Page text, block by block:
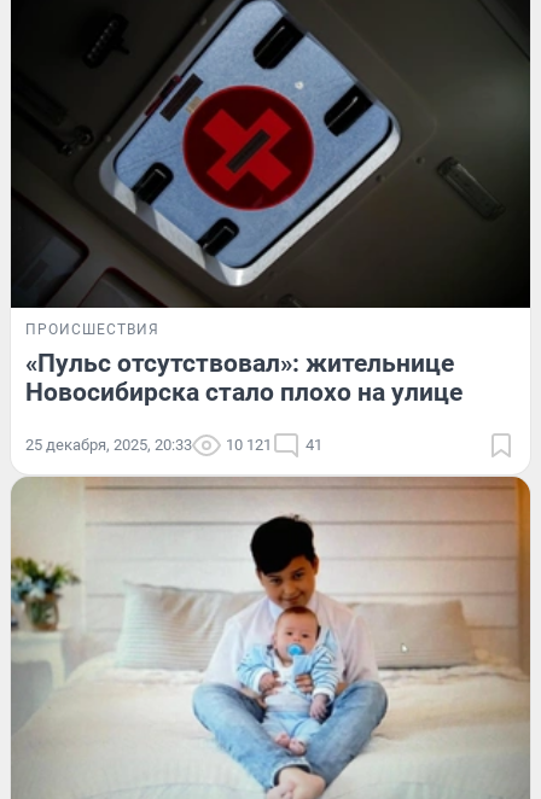
ПРОИСШЕСТВИЯ
«Пульс отсутствовал»: жительнице
Новосибирска стало плохо на улице
25 декабря, 2025, 20:33 10 121 41